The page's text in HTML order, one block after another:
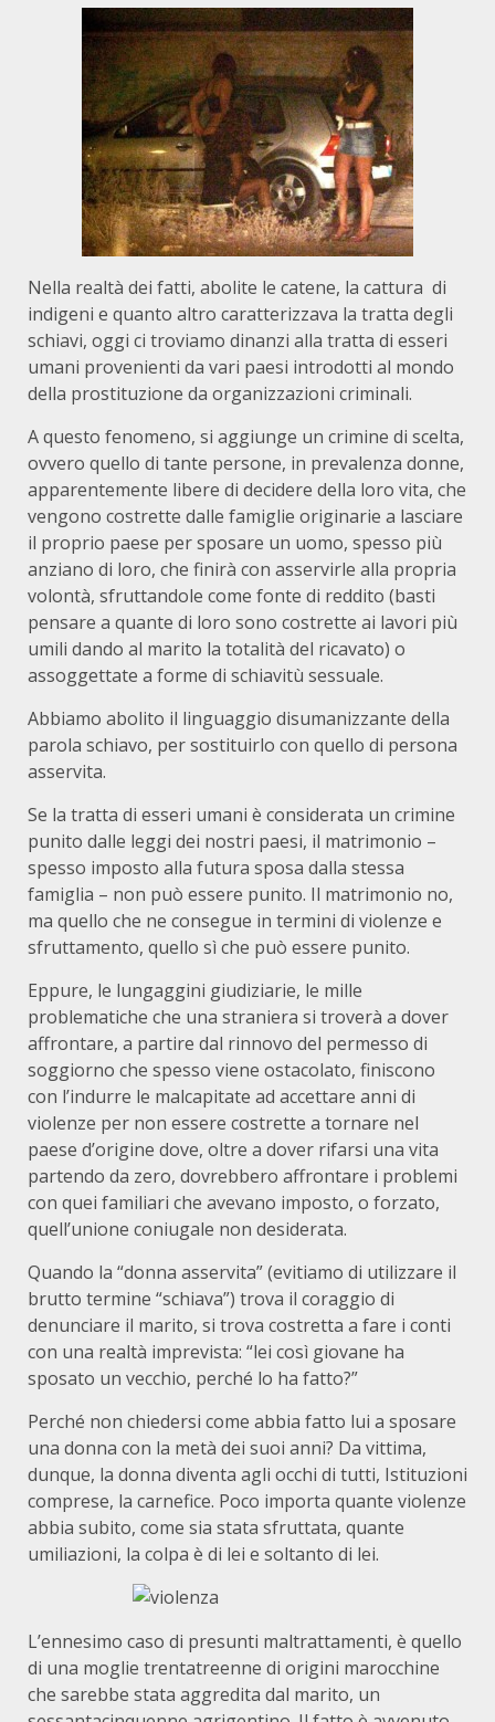
Nella realtà dei fatti, abolite le catene, la cattura di
indigeni e quanto altro caratterizzava la tratta degli
schiavi, oggi ci troviamo dinanzi alla tratta di esseri
umani provenienti da vari paesi introdotti al mondo
della prostituzione da organizzazioni criminali.
A questo fenomeno, si aggiunge un crimine di scelta,
ovvero quello di tante persone, in prevalenza donne,
apparentemente libere di decidere della loro vita, che
vengono costrette dalle famiglie originarie a lasciare
il proprio paese per sposare un uomo, spesso più
anziano di loro, che finirà con asservirle alla propria
volontà, sfruttandole come fonte di reddito (basti
pensare a quante di loro sono costrette ai lavori più
umili dando al marito la totalità del ricavato) o
assoggettate a forme di schiavitù sessuale.
Abbiamo abolito il linguaggio disumanizzante della
parola schiavo, per sostituirlo con quello di persona
asservita.
Se la tratta di esseri umani è considerata un crimine
punito dalle leggi dei nostri paesi, il matrimonio –
spesso imposto alla futura sposa dalla stessa
famiglia – non può essere punito. Il matrimonio no,
ma quello che ne consegue in termini di violenze e
sfruttamento, quello sì che può essere punito.
Eppure, le lungaggini giudiziarie, le mille
problematiche che una straniera si troverà a dover
affrontare, a partire dal rinnovo del permesso di
soggiorno che spesso viene ostacolato, finiscono
con l’indurre le malcapitate ad accettare anni di
violenze per non essere costrette a tornare nel
paese d’origine dove, oltre a dover rifarsi una vita
partendo da zero, dovrebbero affrontare i problemi
con quei familiari che avevano imposto, o forzato,
quell’unione coniugale non desiderata.
Quando la “donna asservita” (evitiamo di utilizzare il
brutto termine “schiava”) trova il coraggio di
denunciare il marito, si trova costretta a fare i conti
con una realtà imprevista: “lei così giovane ha
sposato un vecchio, perché lo ha fatto?”
Perché non chiedersi come abbia fatto lui a sposare
una donna con la metà dei suoi anni? Da vittima,
dunque, la donna diventa agli occhi di tutti, Istituzioni
comprese, la carnefice. Poco importa quante violenze
abbia subito, come sia stata sfruttata, quante
umiliazioni, la colpa è di lei e soltanto di lei.
L’ennesimo caso di presunti maltrattamenti, è quello
di una moglie trentatreenne di origini marocchine
che sarebbe stata aggredita dal marito, un